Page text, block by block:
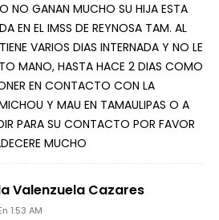
NO GANAN MUCHO SU HIJA ESTA
EN EL IMSS DE REYNOSA TAM. AL
VARIOS DIAS INTERNADA Y NO LE
MANO, HASTA HACE 2 DIAS COMO
EN CONTACTO CON LA
Y MAU EN TAMAULIPAS O A
PARA SU CONTACTO POR FAVOR
MUCHO
Valenzuela Cazares
1:53 AM